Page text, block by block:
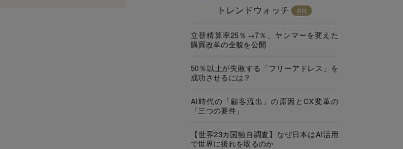
トレンドウォッチ
立替精算率25％→7％、ヤンマーを変えた
購買改革の全貌を公開
50％以上が失敗する「フリーアドレス」を
成功させるには？
AI時代の「顧客流出」の原因とCX変革の
「三つの要件」
【世界23カ国独自調査】なぜ日本はAI活用
で世界に後れを取るのか